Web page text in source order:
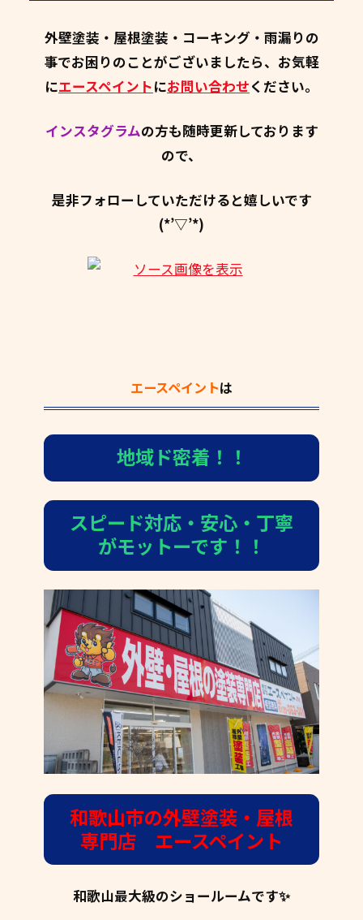
外壁塗装・屋根塗装・コーキング・雨漏りの
事でお困りのことがございましたら、お気軽
にエースペイントにお問い合わせください。
インスタグラムの方も随時更新しております
ので、
是非フォローしていただけると嬉しいです
(*’▽’*)
エースペイントは
地域ド密着！！
スピード対応・安心・丁寧
がモットーです！！
和歌山市の外壁塗装・屋根
専門店 エースペイント
和歌山最大級のショールームです✨